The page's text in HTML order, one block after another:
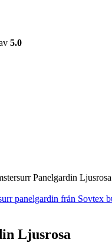
5.0
Panelgardin Ljusrosa
Ljusrosa